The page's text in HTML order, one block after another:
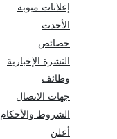
إعلانات مبوبة
الأحدث
خصائص
النشرة الإخبارية
وظائف
جهات الاتصال
الشروط والأحكام
أعلن